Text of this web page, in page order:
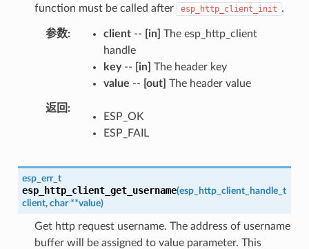
function must be called after
esp_http_client_init .
参数 client-- [in] The esp_http_client
handle
key-- [in] The header key
value -- [out] The header value
返回
ESP_OK
ESP_FAIL
esp_err_t
esp_http_client_get_username(esp_http_client_handle_t
client, char **value)
Get http request username. The address of username
buffer will be assigned to value parameter. This